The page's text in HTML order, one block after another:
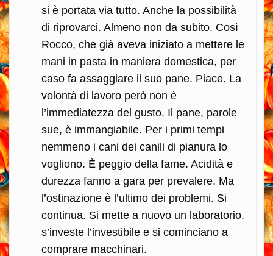
si è portata via tutto. Anche la possibilità
di riprovarci. Almeno non da subito. Così
Rocco, che già aveva iniziato a mettere le
mani in pasta in maniera domestica, per
caso fa assaggiare il suo pane. Piace. La
volontà di lavoro però non è
l’immediatezza del gusto. Il pane, parole
sue, è immangiabile. Per i primi tempi
nemmeno i cani dei canili di pianura lo
vogliono. È peggio della fame. Acidità e
durezza fanno a gara per prevalere. Ma
l’ostinazione è l’ultimo dei problemi. Si
continua. Si mette a nuovo un laboratorio,
s’investe l’investibile e si cominciano a
comprare macchinari.